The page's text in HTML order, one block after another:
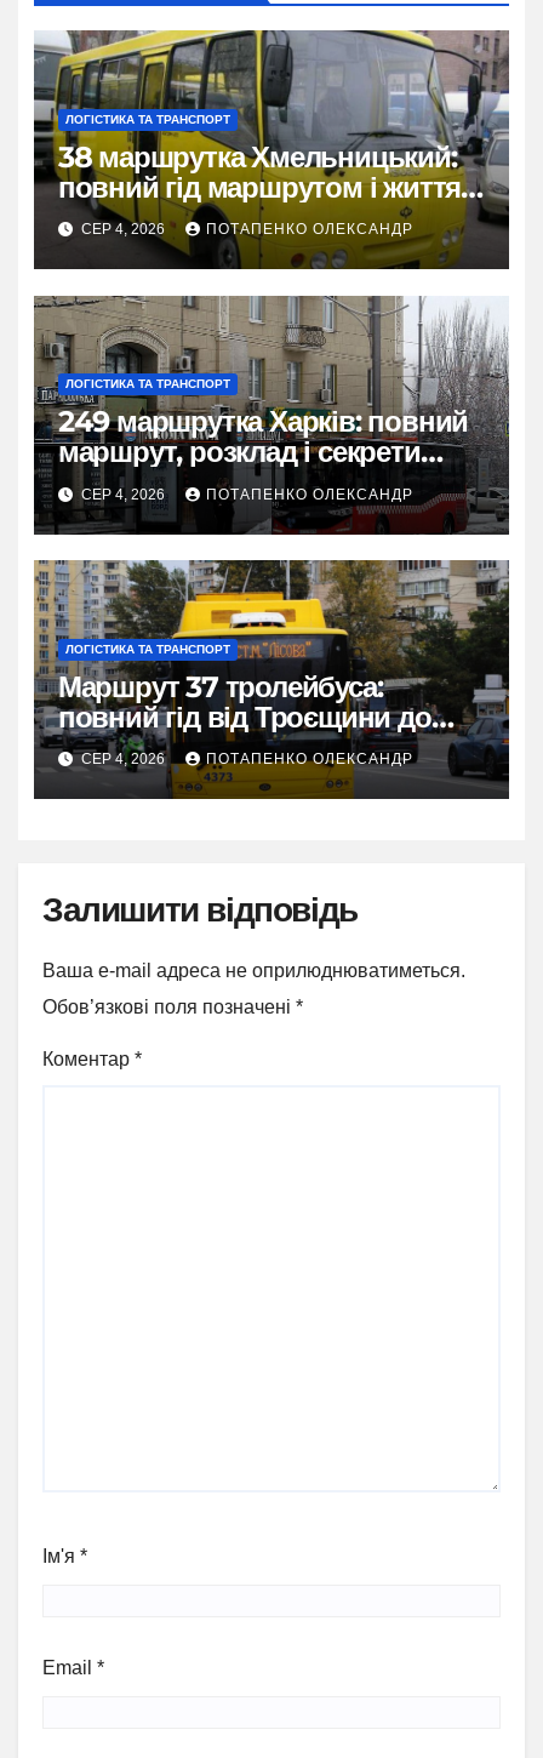
ЛОГІСТИКА ТА ТРАНСПОРТ
38 маршрутка Хмельницький:
повний гід маршрутом і життям
міста
СЕР 4, 2026 ПОТАПЕНКО ОЛЕКСАНДР
ЛОГІСТИКА ТА ТРАНСПОРТ
249 маршрутка Харків: повний
маршрут, розклад і секрети
зручної поїздки
СЕР 4, 2026 ПОТАПЕНКО ОЛЕКСАНДР
ЛОГІСТИКА ТА ТРАНСПОРТ
Маршрут 37 тролейбуса:
повний гід від Троєщини до
метро Лісова
СЕР 4, 2026 ПОТАПЕНКО ОЛЕКСАНДР
Залишити відповідь
Ваша e-mail адреса не оприлюднюватиметься.
Обов’язкові поля позначені *
Коментар *
Ім'я *
Email *